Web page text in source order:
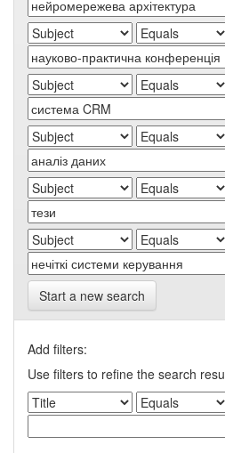
Start a new search
Add filters:
Use filters to refine the search